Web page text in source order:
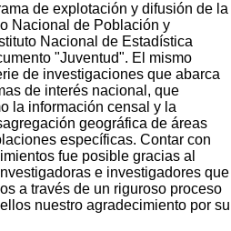
de explotación y difusión de la
Nacional de Población y
Nacional de Estadística
"Juventud". El mismo
de investigaciones que abarca
de interés nacional, que
la información censal y la
geográfica de áreas
específicas. Contar con
fue posible gracias al
e investigadores que
a través de un riguroso proceso
nuestro agradecimiento por su